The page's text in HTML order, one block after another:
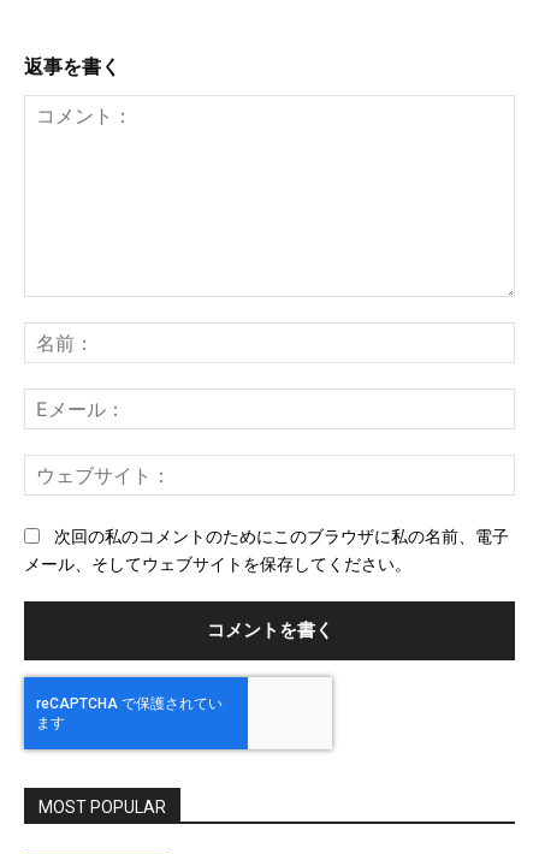
返事を書く
ン
ト：
前
メ
ー
ェ
次回の私のコメントのためにこのブラウザに私の名前、電子
メール、そしてウェブサイトを保存してください。
MOST POPULAR